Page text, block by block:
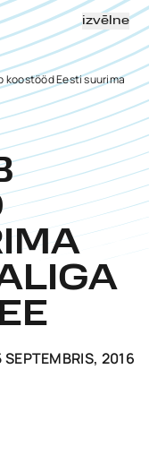
izvēlne
koostööd Eesti suurima
SEPTEMBRIS, 2016